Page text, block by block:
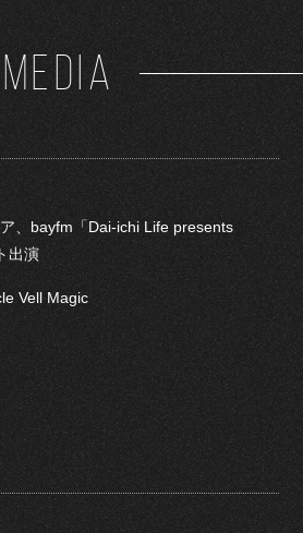
MEDIA
、bayfm「Dai-ichi Life presents
出演
Vell Magic